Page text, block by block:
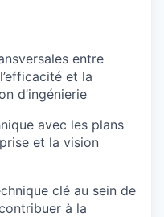
entre
et la
d’ingénierie
avec les plans
et la vision
clé au sein de
à la